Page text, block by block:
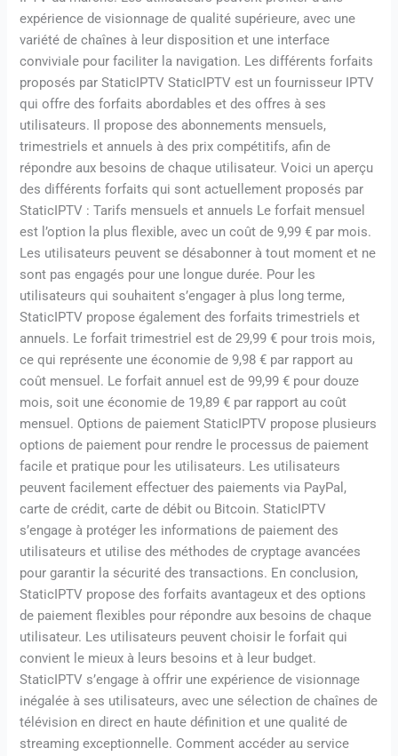
expérience de visionnage de qualité supérieure, avec une
variété de chaînes à leur disposition et une interface
conviviale pour faciliter la navigation. Les différents forfaits
proposés par StaticIPTV StaticIPTV est un fournisseur IPTV
qui offre des forfaits abordables et des offres à ses
utilisateurs. Il propose des abonnements mensuels,
trimestriels et annuels à des prix compétitifs, afin de
répondre aux besoins de chaque utilisateur. Voici un aperçu
des différents forfaits qui sont actuellement proposés par
StaticIPTV : Tarifs mensuels et annuels Le forfait mensuel
est l’option la plus flexible, avec un coût de 9,99 € par mois.
Les utilisateurs peuvent se désabonner à tout moment et ne
sont pas engagés pour une longue durée. Pour les
utilisateurs qui souhaitent s’engager à plus long terme,
StaticIPTV propose également des forfaits trimestriels et
annuels. Le forfait trimestriel est de 29,99 € pour trois mois,
ce qui représente une économie de 9,98 € par rapport au
coût mensuel. Le forfait annuel est de 99,99 € pour douze
mois, soit une économie de 19,89 € par rapport au coût
mensuel. Options de paiement StaticIPTV propose plusieurs
options de paiement pour rendre le processus de paiement
facile et pratique pour les utilisateurs. Les utilisateurs
peuvent facilement effectuer des paiements via PayPal,
carte de crédit, carte de débit ou Bitcoin. StaticIPTV
s’engage à protéger les informations de paiement des
utilisateurs et utilise des méthodes de cryptage avancées
pour garantir la sécurité des transactions. En conclusion,
StaticIPTV propose des forfaits avantageux et des options
de paiement flexibles pour répondre aux besoins de chaque
utilisateur. Les utilisateurs peuvent choisir le forfait qui
convient le mieux à leurs besoins et à leur budget.
StaticIPTV s’engage à offrir une expérience de visionnage
inégalée à ses utilisateurs, avec une sélection de chaînes de
télévision en direct en haute définition et une qualité de
streaming exceptionnelle. Comment accéder au service